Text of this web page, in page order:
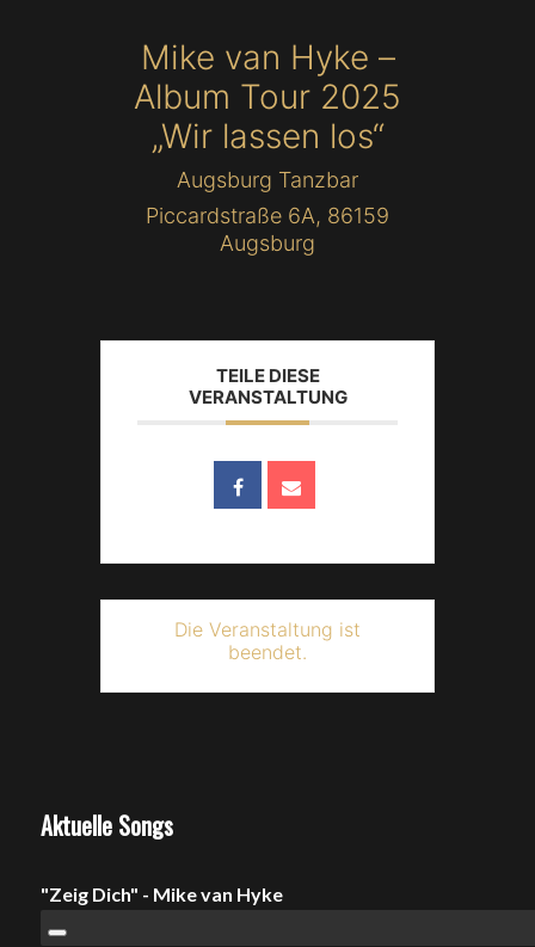
Mike van Hyke –
Album Tour 2025
„Wir lassen los“
Augsburg Tanzbar
Piccardstraße 6A, 86159
Augsburg
TEILE DIESE
VERANSTALTUNG
Die Veranstaltung ist
beendet.
Aktuelle Songs
"Zeig Dich" - Mike van Hyke